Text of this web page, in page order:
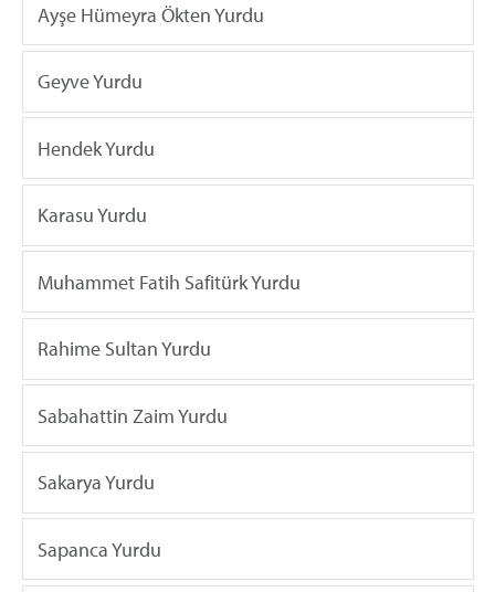
Ayşe Hümeyra Ökten Yurdu
Geyve Yurdu
Hendek Yurdu
Karasu Yurdu
Muhammet Fatih Safitürk Yurdu
Rahime Sultan Yurdu
Sabahattin Zaim Yurdu
Sakarya Yurdu
Sapanca Yurdu